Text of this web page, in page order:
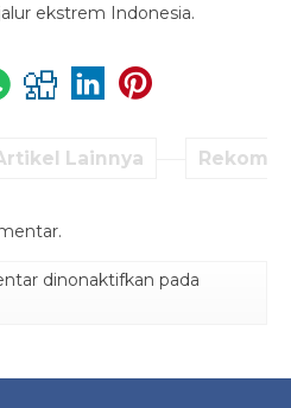
ekstrem Indonesia.
Lainnya
dinonaktifkan pada